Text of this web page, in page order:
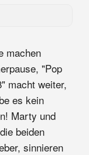
machen
"Pop
macht weiter,
es kein
Marty und
beiden
sinnieren